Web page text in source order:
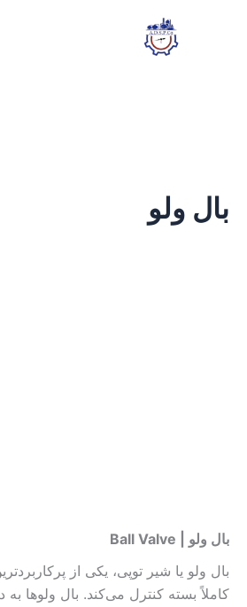
بال ولو
بال ولو | Ball Valve
بال ولو یا شیر توپی، یکی از
کاملاً بسته کنترل می‌کند. بال ولوها